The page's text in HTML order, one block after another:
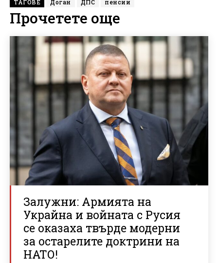
ТАГОВЕ Доган ДПС пенсии
Прочетете още
Залужни: Армията на
Украйна и войната с Русия
се оказаха твърде модерни
за остарелите доктрини на
НАТО!